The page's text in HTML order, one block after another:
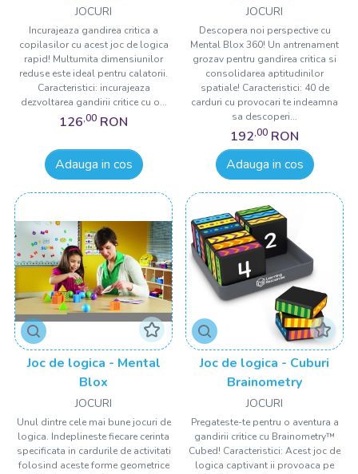
JOCURI
Incurajeaza gandirea critica a
copilasilor cu acest joc de logica
rapid! Multumita dimensiunilor
reduse este ideal pentru calatorii.
Caracteristici: incurajeaza
dezvoltarea gandirii critice cu o...
126,00 RON
Adauga in cos
JOCURI
Descopera noi perspective cu
Mental Blox 360! Un antrenament
grozav pentru gandirea critica si
consolidarea aptitudinilor
spatiale! Caracteristici: 40 de
carduri cu provocari te indeamna
sa descoperi...
192,00 RON
Adauga in cos
Joc de logica - Mental
Blox
JOCURI
Unul dintre cele mai bune jocuri de
logica. Indeplineste fiecare cerinta
specificata in cardurile de activitati
folosind aceste forme geometrice
Joc de logica - Cuburi
Brainometry
JOCURI
Pregateste-te pentru o aventura a
gandirii critice cu Brainometry™
Cubed! Caracteristici: Acest joc de
logica captivant ii provoaca pe